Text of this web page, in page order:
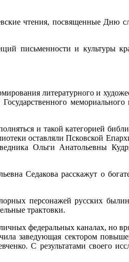
чтения, посвященные Дню
письменности и культуры
литературного и
мемориального
и такой категорией
оставляли Псковской
Ольги Анатольевны
Седакова расскажут о
персонажей русских
трактовки.
федеральных каналах, но
заведующая сектором
С результатами своего